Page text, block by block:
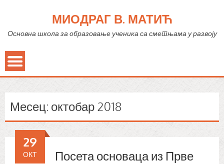
МИОДРАГ В. МАТИЋ
Основна школа за образовање ученика са сметњама у развоју
Месец: октобар 2018
Посета основаца из Прве
29
ОКТ